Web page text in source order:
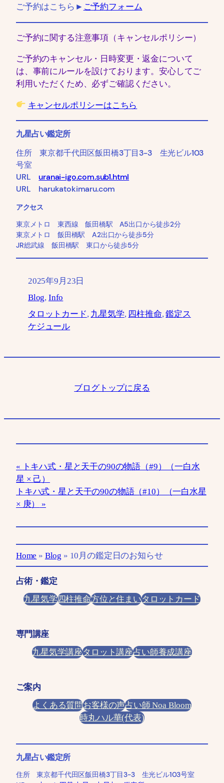
ご予約はこちら► ご予約フォーム
ご予約に関する注意事項（キャンセルポリシー）
ご予約のキャンセル・日時変更・返金について
は、事前にルールを設けております。安心してご
利用いただくため、必ずご確認ください。
キャンセルポリシーはこちら
九星占い鑑定所
住所 東京都千代田区飯田橋3丁目3-3 生光ビル103
号室
URLuranai-igo.com.sub1.html
URL harukatokimaru.com
アクセス
東京メトロ 東西線 飯田橋駅 A5出口から徒歩2分
東京メトロ 飯田橋駅 A2出口から徒歩5分
JR総武線 飯田橋駅 東口から徒歩5分
2025年9月23日
Blog, Info
タロットカード, 九星気学, 四柱推命, 鑑定ス
ケジュール
ブログトップに戻る
トキハ式・星と天干の90の物語（#9）（一白水
星 × 己）
トキハ式・星と天干の90の物語（#10）（一白水星
× 庚）
Home » Blog » 10月の鑑定日のお知らせ
占術・鑑定
九星気学四柱推命方位と住まいタロットカード
専門講座
九星気学講座タロット講座占い師養成講座
ご案内
よくある質問お客様の声占い師 Noa Bloom
時丸ハル華(代表)
九星占い鑑定所
住所 東京都千代田区飯田橋3丁目3-3 生光ビル103号室